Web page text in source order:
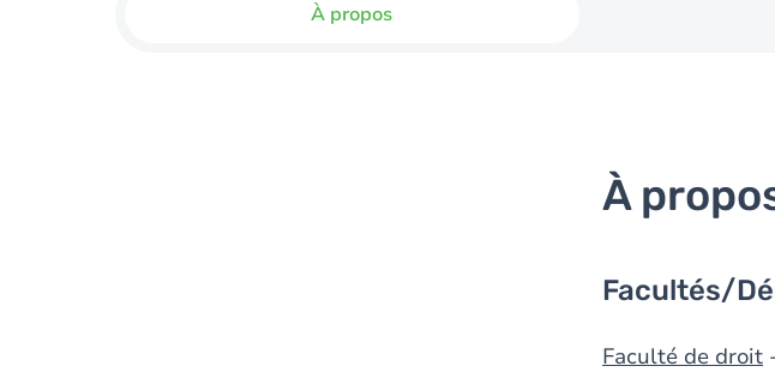
À propos
À
Facultés/
Faculté de droit